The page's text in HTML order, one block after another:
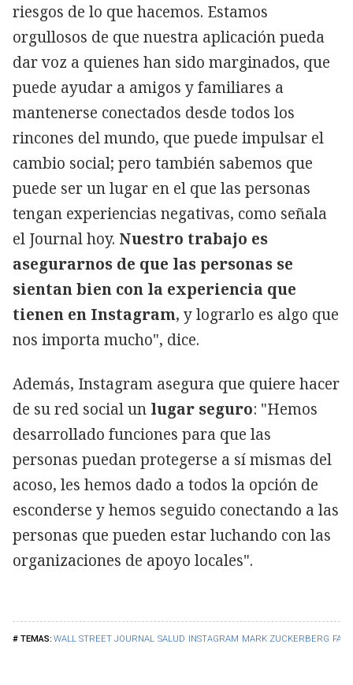
WALL STREET JOURNAL SALUD INSTAGRAM MARK ZUCKERBERG
riesgos de lo que hacemos. Estamos
orgullosos de que nuestra aplicación pueda
dar voz a quienes han sido marginados, que
puede ayudar a amigos y familiares a
mantenerse conectados desde todos los
rincones del mundo, que puede impulsar el
cambio social; pero también sabemos que
puede ser un lugar en el que las personas
tengan experiencias negativas, como señala
el Journal hoy. Nuestro trabajo es
asegurarnos de que las personas se
sientan bien con la experiencia que
tienen en Instagram, y lograrlo es algo que
nos importa mucho", dice.
Además, Instagram asegura que quiere hacer
de su red social un lugar seguro: "Hemos
desarrollado funciones para que las
personas puedan protegerse a sí mismas del
acoso, les hemos dado a todos la opción de
esconderse y hemos seguido conectando a las
personas que pueden estar luchando con las
organizaciones de apoyo locales".